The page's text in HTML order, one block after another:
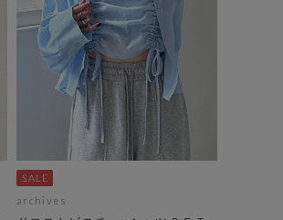
archives